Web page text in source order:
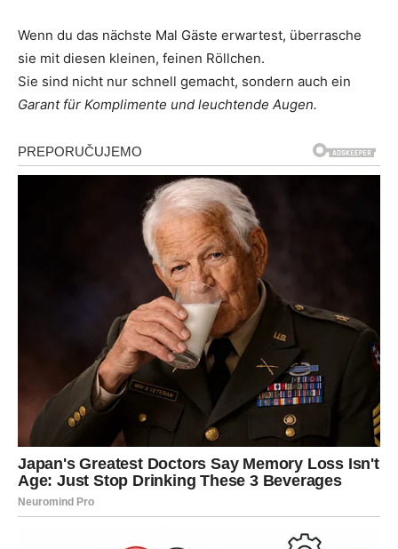
Wenn du das nächste Mal Gäste erwartest, überrasche
sie mit diesen kleinen, feinen Röllchen.
Sie sind nicht nur schnell gemacht, sondern auch ein
Garant für Komplimente und leuchtende Augen.